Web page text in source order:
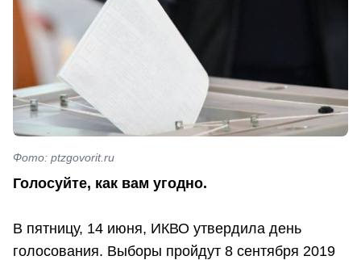
Фото: ptzgovorit.ru
Голосуйте, как вам угодно.
В пятницу, 14 июня, ИКВО утвердила день
голосования. Выборы пройдут 8 сентября 2019